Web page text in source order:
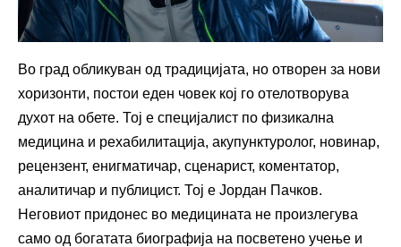
Во град обликуван од традицијата, но отворен за нови
хоризонти, постои еден човек кој го отелотворува
духот на обете. Тој е специјалист по физикална
медицина и рехабилитација, акупунктуролог, новинар,
рецензент, енигматичар, сценарист, коментатор,
аналитичар и публицист. Тој е Јордан Пачков.
Неговиот придонес во медицината не произлегува
само од богатата биографија на посветено учење и